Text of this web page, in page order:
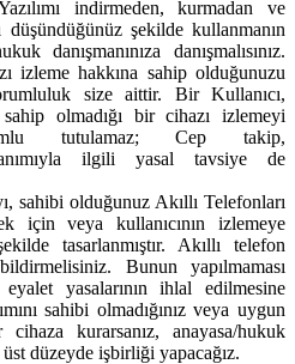
indirmeden, kurmadan ve
şekilde kullanmanın
danışmanınıza danışmalısınız.
izleme hakkına sahip olduğunuzu
size aittir. Bir Kullanıcı,
olmadığı bir cihazı izlemeyi
tutulamaz; Cep takip,
ilgili yasal tavsiye de
sahibi olduğunuz Akıllı Telefonları
için veya kullanıcının izlemeye
tasarlanmıştır. Akıllı telefon
Bunun yapılmaması
yasalarının ihlal edilmesine
sahibi olmadığınız veya uygun
kurarsanız, anayasa/hukuk
düzeyde işbirliği yapacağız.